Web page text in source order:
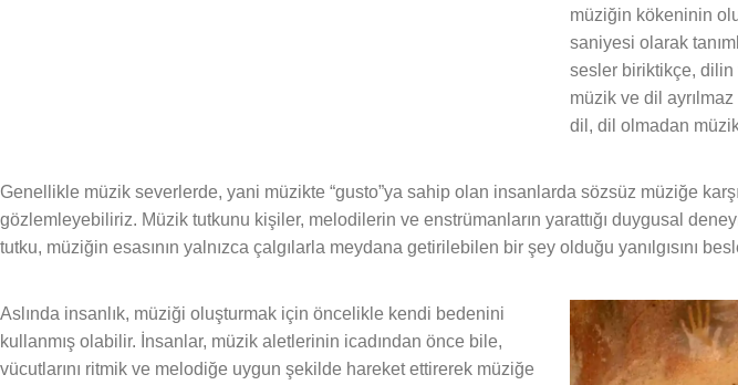
müziğin kökeninin
saniyesi olarak
sesler biriktikçe, dilin
müzik ve dil
dil, dil olmadan
Genellikle müzik severlerde, yani müzikte “gusto”ya sahip olan insanlarda sözsüz müziğe
gözlemleyebiliriz. Müzik tutkunu kişiler, melodilerin ve enstrümanların yarattığı duygusal
tutku, müziğin esasının yalnızca çalgılarla meydana getirilebilen bir şey olduğu yanılgısını
Aslında insanlık, müziği oluşturmak için öncelikle kendi bedenini
kullanmış olabilir. İnsanlar, müzik aletlerinin icadından önce bile,
vücutlarını ritmik ve melodiğe uygun şekilde hareket ettirerek müziğe